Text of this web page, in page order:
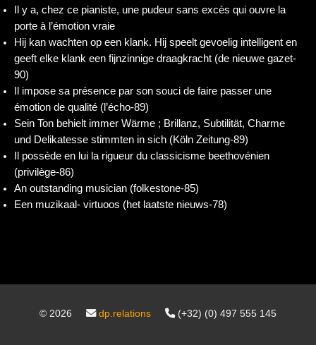
Il y a, chez ce pianiste, une pudeur sans excès qui ouvre la
porte à l’émotion vraie
Hij kan wachten op een klank. Hij speelt gevoelig intelligent en
geeft elke klank een fijnzinnige draagkracht (de nieuwe gazet-
90)
Il impose sa présence par son souci de faire passer une
émotion de qualité (l’écho-89)
Sein Ton behielt immer Wärme ; Brillanz, Subtilität, Charme
und Delikatesse stimmten in sich (Köln Zeitung-89)
Il possède en lui la rigueur du classicisme beethovénien
(privilège-86)
An outstanding musician (folkestone-85)
Een muzikaal- virtuoos (het laatste nieuws-78)
© 2026 dp.relations (+32) (0) 497 555 145